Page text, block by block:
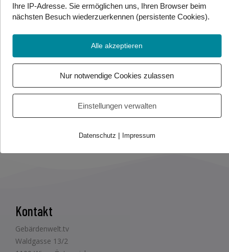
genesen sein muss. Ein Corona-Test reicht dann nicht
mehr aus.
Foto/Video Credits: APA / Gebärdenwelt.tv
Beitrag teilen
Kontakt
Gebärdenwelt.tv
Waldgasse 13/2
Ihre IP-Adresse. Sie ermöglichen uns, Ihren Browser beim
nächsten Besuch wiederzuerkennen (persistente Cookies).
Alle akzeptieren
Nur notwendige Cookies zulassen
Einstellungen verwalten
Datenschutz | Impressum